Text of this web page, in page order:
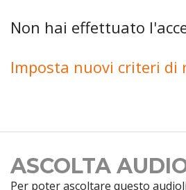
Non hai effettuato
Imposta nuovi criteri di
ASCOLTA
Per poter ascoltare questo